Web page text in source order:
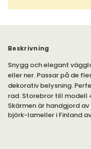
Beskrivning
Snygg och elegant
eller ner. Passar på de
dekorativ belysning.
rad. Storebror till modell
Skärmen är handgjord
björk-lameller i Finland
variant har laminerats,